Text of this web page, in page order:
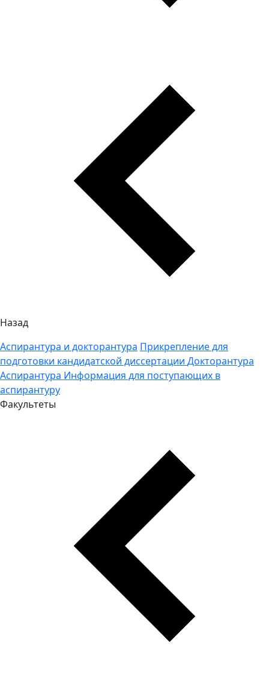
Назад
Аспирантура и докторантура Прикрепление для
подготовки кандидатской диссертации Докторантура
Аспирантура Информация для поступающих в
аспирантуру
Факультеты